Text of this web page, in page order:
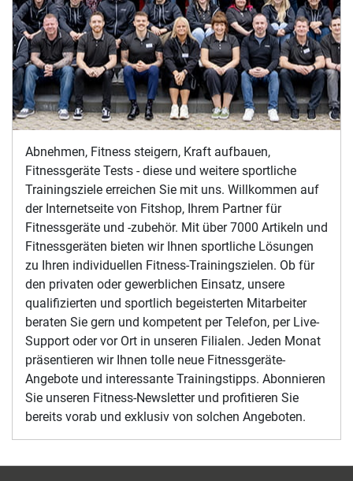
Abnehmen, Fitness steigern, Kraft aufbauen,
Fitnessgeräte Tests - diese und weitere sportliche
Trainingsziele erreichen Sie mit uns. Willkommen auf
der Internetseite von Fitshop, Ihrem Partner für
Fitnessgeräte und -zubehör. Mit über 7000 Artikeln und
Fitnessgeräten bieten wir Ihnen sportliche Lösungen
zu Ihren individuellen Fitness-Trainingszielen. Ob für
den privaten oder gewerblichen Einsatz, unsere
qualifizierten und sportlich begeisterten Mitarbeiter
beraten Sie gern und kompetent per Telefon, per Live-
Support oder vor Ort in unseren Filialen. Jeden Monat
präsentieren wir Ihnen tolle neue Fitnessgeräte-
Angebote und interessante Trainingstipps. Abonnieren
Sie unseren Fitness-Newsletter und profitieren Sie
bereits vorab und exklusiv von solchen Angeboten.